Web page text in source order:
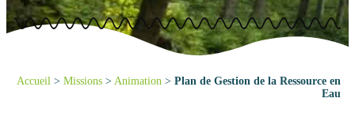
Accueil > Missions > Animation > Plan de Gestion de la Ressource en
Eau